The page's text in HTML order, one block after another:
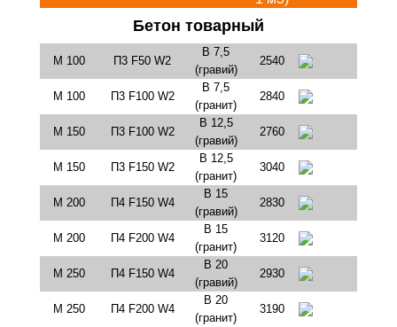
Бетон товарный
М 100 П3 F50 W2
В 7,5
(гравий)
2540
М 100 П3 F100 W2
В 7,5
(гранит)
2840
М 150 П3 F100 W2
В 12,5
(гравий)
2760
М 150 П3 F150 W2
В 12,5
(гранит)
3040
М 200 П4 F150 W4
В 15
(гравий)
2830
М 200 П4 F200 W4
В 15
(гранит)
3120
М 250 П4 F150 W4
В 20
(гравий)
2930
М 250 П4 F200 W4
В 20
(гранит)
3190